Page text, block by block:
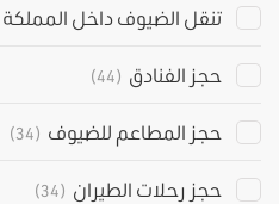
تنقل الضيوف داخل المملكة
حجز الفنادق (44)
حجز المطاعم للضيوف (34)
حجز رحلات الطيران (34)